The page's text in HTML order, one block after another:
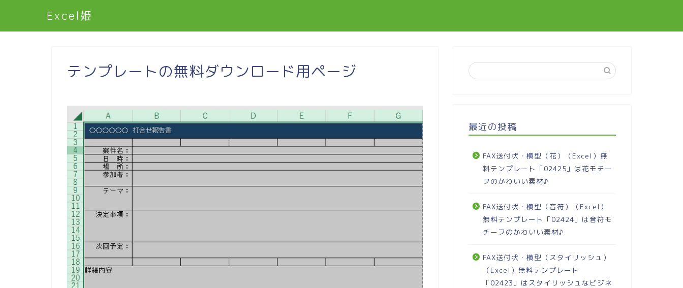
Excel姫
テンプレートの無料ダウンロード用ページ
最近の投稿
FAX送付状・横型（花）（Excel）無
料テンプレート「02425」は花モチー
フのかわいい素材♪
FAX送付状・横型（音符）（Excel）
無料テンプレート「02424」は音符モ
チーフのかわいい素材♪
FAX送付状・横型（スタイリッシュ）
（Excel）無料テンプレート
「02423」はスタイリッシュなビジネ